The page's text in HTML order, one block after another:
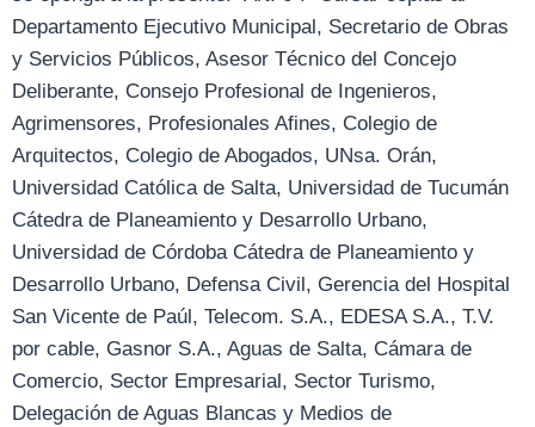
Departamento Ejecutivo Municipal, Secretario de Obras
y Servicios Públicos, Asesor Técnico del Concejo
Deliberante, Consejo Profesional de Ingenieros,
Agrimensores, Profesionales Afines, Colegio de
Arquitectos, Colegio de Abogados, UNsa. Orán,
Universidad Católica de Salta, Universidad de Tucumán
Cátedra de Planeamiento y Desarrollo Urbano,
Universidad de Córdoba Cátedra de Planeamiento y
Desarrollo Urbano, Defensa Civil, Gerencia del Hospital
San Vicente de Paúl, Telecom. S.A., EDESA S.A., T.V.
por cable, Gasnor S.A., Aguas de Salta, Cámara de
Comercio, Sector Empresarial, Sector Turismo,
Delegación de Aguas Blancas y Medios de